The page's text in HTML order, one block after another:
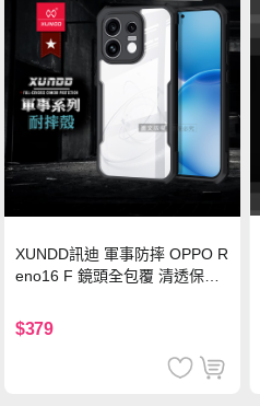
XUNDD訊迪 軍事防摔 OPPO R
eno16 F 鏡頭全包覆 清透保護
$379